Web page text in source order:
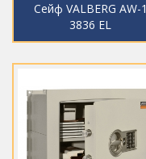
Сейф VALBERG AW-1
3836 EL